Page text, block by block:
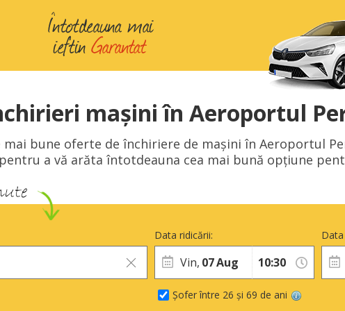
mașini în Aeroportul
bune oferte de închiriere de mașini în Aeroportul
a vă arăta întotdeauna cea mai bună opțiune
Data ridicării:
Vin, 07Aug
Șofer între 26 și 69 de ani